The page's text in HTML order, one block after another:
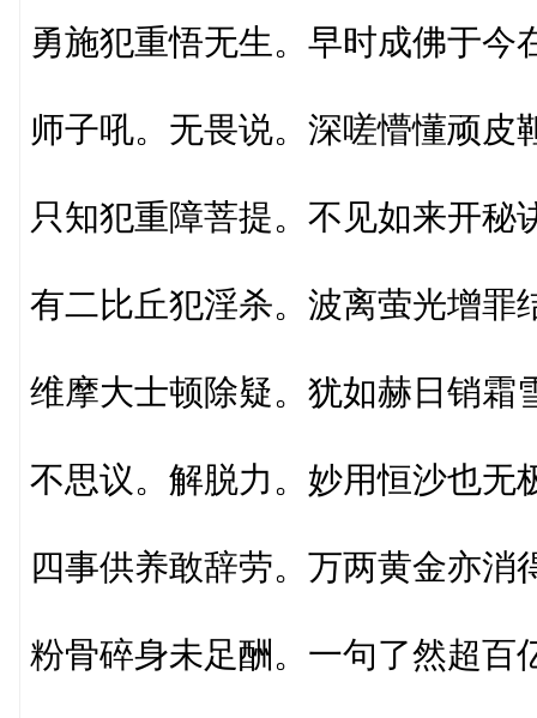
勇施犯重悟无生。早时成佛于今
师子吼。无畏说。深嗟懵懂顽皮
只知犯重障菩提。不见如来开秘
有二比丘犯淫杀。波离萤光增罪
维摩大士顿除疑。犹如赫日销霜
不思议。解脱力。妙用恒沙也无
四事供养敢辞劳。万两黄金亦消
粉骨碎身未足酬。一句了然超百